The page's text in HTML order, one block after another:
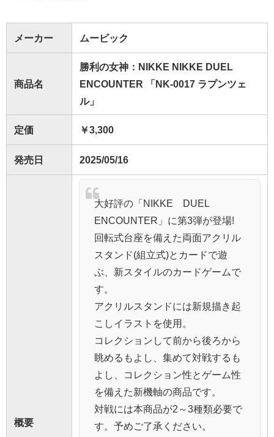
メーカー ムービック
商品名
勝利の女神：NIKKE NIKKE DUEL
ENCOUNTER 「NK-0017 ラプンツェ
ル」
定価 ￥3,300
発売日 2025/05/16
概要
大好評の「NIKKE DUEL
ENCOUNTER」に第3弾が登場!
回転式台座を備えた両面アクリル
スタンド(組立式)とカードで遊
ぶ、新スタイルのカードゲームで
す。
アクリルスタンドには新規描き起
こしイラストを使用。
コレクションして前から後ろから
眺めるもよし、集めて対戦するも
よし、コレクション性とゲーム性
を備えた新機軸の商品です。
対戦には本商品が2～3種類必要で
す。予めご了承ください。